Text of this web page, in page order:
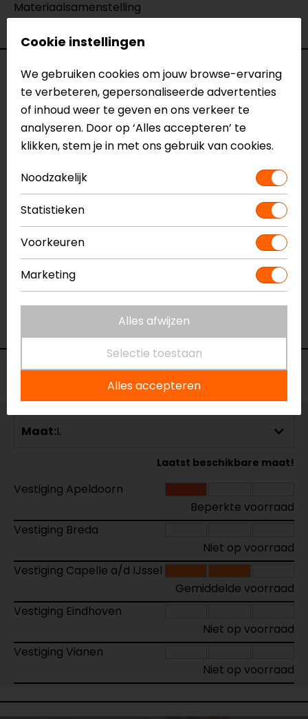
Materiaalsamenstelling
Specificaties
Naam
Voltor Motorjas
Model
BTB126
Merk
Bering
Aanritsbaar
Certificeringsklasse
A
Materiaal
Membraan
Seizoen
Ventilatie
Ventilatieritsen
Waterdicht
Ja
Lange mouwen thermo
Voorraad
Maat:L
Laatst beschikbare maat!
Vestiging Apeldoorn
Beperkte voorraad
Vestiging Breda
Niet op voorraad
Vestiging Capelle a/d IJssel
Gemiddelde voorraad
Vestiging Eindhoven
Niet op voorraad
Vestiging Vianen
Niet op voorraad
Cookie instellingen
We gebruiken cookies om jouw browse-ervaring
te verbeteren, gepersonaliseerde advertenties
of inhoud weer te geven en ons verkeer te
analyseren. Door op ‘Alles accepteren’ te
klikken, stem je in met ons gebruik van cookies.
Noodzakelijk
Statistieken
Voorkeuren
Marketing
Alles afwijzen
Selectie toestaan
Alles accepteren